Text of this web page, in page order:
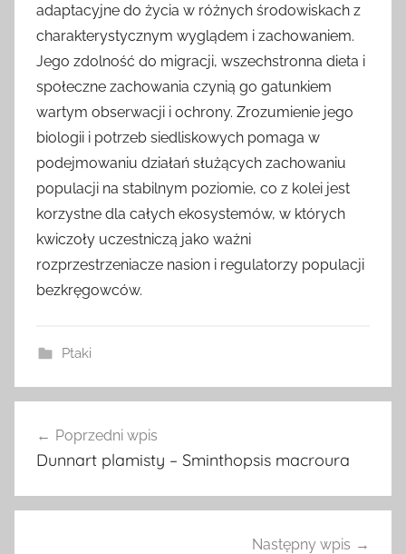
adaptacyjne do życia w różnych środowiskach z
charakterystycznym wyglądem i zachowaniem.
Jego zdolność do migracji, wszechstronna dieta i
społeczne zachowania czynią go gatunkiem
wartym obserwacji i ochrony. Zrozumienie jego
biologii i potrzeb siedliskowych pomaga w
podejmowaniu działań służących zachowaniu
populacji na stabilnym poziomie, co z kolei jest
korzystne dla całych ekosystemów, w których
kwiczoły uczestniczą jako ważni
rozprzestrzeniacze nasion i regulatorzy populacji
bezkręgowców.
Ptaki
wpisu
Poprzedni wpis
Dunnart plamisty – Sminthopsis macroura
Następny wpis